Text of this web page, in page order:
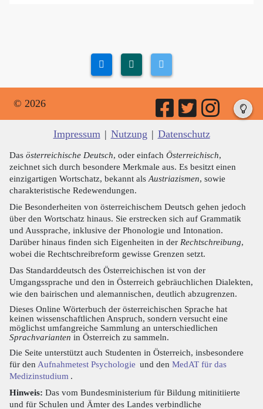
© 2026
Impressum | Nutzung | Datenschutz
Das österreichische Deutsch, oder einfach Österreichisch,
zeichnet sich durch besondere Merkmale aus. Es besitzt einen
einzigartigen Wortschatz, bekannt als Austriazismen, sowie
charakteristische Redewendungen.
Die Besonderheiten von österreichischem Deutsch gehen jedoch
über den Wortschatz hinaus. Sie erstrecken sich auf Grammatik
und Aussprache, inklusive der Phonologie und Intonation.
Darüber hinaus finden sich Eigenheiten in der Rechtschreibung,
wobei die Rechtschreibreform gewisse Grenzen setzt.
Das Standarddeutsch des Österreichischen ist von der
Umgangssprache und den in Österreich gebräuchlichen Dialekten,
wie den bairischen und alemannischen, deutlich abzugrenzen.
Dieses Online Wörterbuch der österreichischen Sprache hat
keinen wissenschaftlichen Anspruch, sondern versucht eine
möglichst umfangreiche Sammlung an unterschiedlichen
Sprachvarianten in Österreich zu sammeln.
Die Seite unterstützt auch Studenten in Österreich, insbesondere
für den Aufnahmetest Psychologie und den MedAT für das
Medizinstudium .
Hinweis: Das vom Bundesministerium für Bildung mitinitiierte
und für Schulen und Ämter des Landes verbindliche